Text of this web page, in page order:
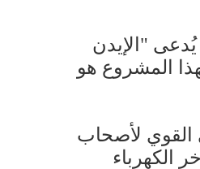
"الإيدن
المشروع هو
القوي لأصحاب
الكهرباء